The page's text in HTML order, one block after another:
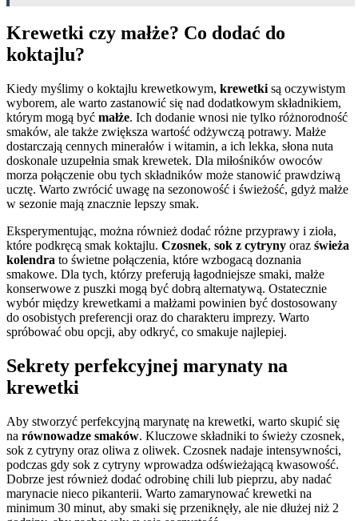
Krewetki czy małże? Co dodać do
koktajlu?
Kiedy myślimy o koktajlu krewetkowym, krewetki są oczywistym
wyborem, ale warto zastanowić się nad dodatkowym składnikiem,
którym mogą być małże. Ich dodanie wnosi nie tylko różnorodność
smaków, ale także zwiększa wartość odżywczą potrawy. Małże
dostarczają cennych minerałów i witamin, a ich lekka, słona nuta
doskonale uzupełnia smak krewetek. Dla miłośników owoców
morza połączenie obu tych składników może stanowić prawdziwą
ucztę. Warto zwrócić uwagę na sezonowość i świeżość, gdyż małże
w sezonie mają znacznie lepszy smak.
Eksperymentując, można również dodać różne przyprawy i zioła,
które podkręcą smak koktajlu. Czosnek, sok z cytryny oraz świeża
kolendra to świetne połączenia, które wzbogacą doznania
smakowe. Dla tych, którzy preferują łagodniejsze smaki, małże
konserwowe z puszki mogą być dobrą alternatywą. Ostatecznie
wybór między krewetkami a małżami powinien być dostosowany
do osobistych preferencji oraz do charakteru imprezy. Warto
spróbować obu opcji, aby odkryć, co smakuje najlepiej.
Sekrety perfekcyjnej marynaty na
krewetki
Aby stworzyć perfekcyjną marynatę na krewetki, warto skupić się
na równowadze smaków. Kluczowe składniki to świeży czosnek,
sok z cytryny oraz oliwa z oliwek. Czosnek nadaje intensywności,
podczas gdy sok z cytryny wprowadza odświeżającą kwasowość.
Dobrze jest również dodać odrobinę chili lub pieprzu, aby nadać
marynacie nieco pikanterii. Warto zamarynować krewetki na
minimum 30 minut, aby smaki się przeniknęły, ale nie dłużej niż 2